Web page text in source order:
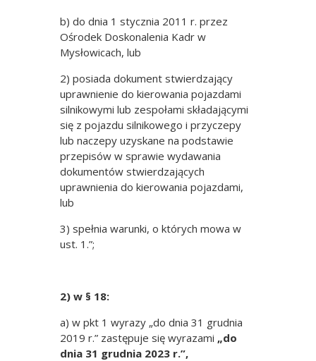
b) do dnia 1 stycznia 2011 r. przez
Ośrodek Doskonalenia Kadr w
Mysłowicach, lub
2) posiada dokument stwierdzający
uprawnienie do kierowania pojazdami
silnikowymi lub zespołami składającymi
się z pojazdu silnikowego i przyczepy
lub naczepy uzyskane na podstawie
przepisów w sprawie wydawania
dokumentów stwierdzających
uprawnienia do kierowania pojazdami,
lub
3) spełnia warunki, o których mowa w
ust. 1.”;
2) w § 18:
a) w pkt 1 wyrazy „do dnia 31 grudnia
2019 r.” zastępuje się wyrazami „do
dnia 31 grudnia 2023 r.”,